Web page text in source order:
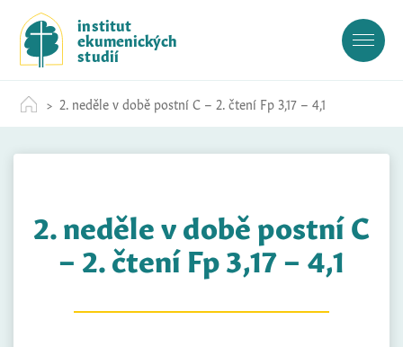
c
institut
ekumenických
studií
2. neděle v době postní C – 2. čtení Fp 3,17 – 4,1
2. neděle v době postní C
– 2. čtení Fp 3,17 – 4,1